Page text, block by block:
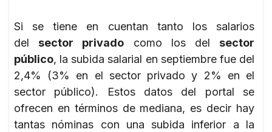
Si se tiene en cuentan tanto los salarios
del sector privado como los del sector
público, la subida salarial en septiembre fue del
2,4% (3% en el sector privado y 2% en el
sector público). Estos datos del portal se
ofrecen en términos de mediana, es decir hay
tantas nóminas con una subida inferior a la